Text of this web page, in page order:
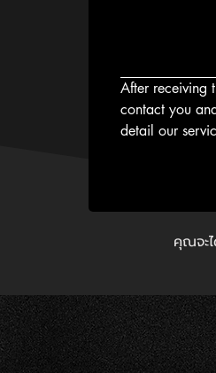
After receiving
contact you
detail our
คุณจะ